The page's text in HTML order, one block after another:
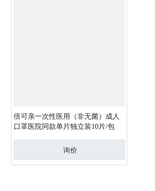
倍可亲一次性医用（非无菌）成人
口罩医院同款单片独立装10片/包
询价